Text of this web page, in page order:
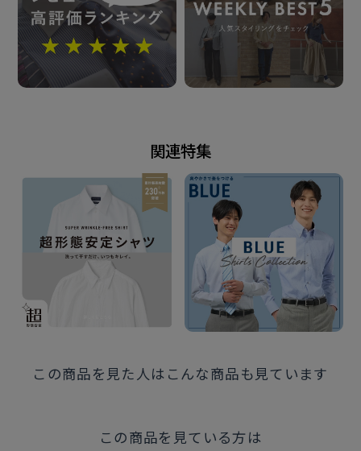
（アジャストボタン）
中丸カフス
胸ポケット（左胸）付き（ホームベース型）
背タック・背ダーツなし
カンボジア
※別布を含む濃色生地は色落ち・移染が 発生する場合
があるため、お洗濯時は 衣類の組合わせにご注意くだ
関連特集
この商品を見た人はこんな商品も見ています
この商品を見ている方は